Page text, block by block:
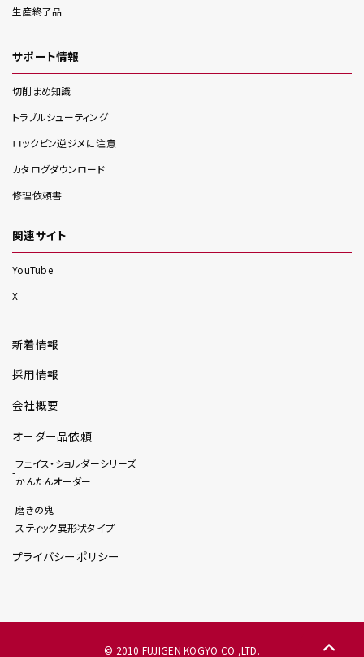
生産終了品
サポート情報
切削まめ知識
トラブルシューティング
ロックピン逆ジメに注意
カタログダウンロード
修理依頼書
関連サイト
YouTube
X
新着情報
採用情報
会社概要
オーダー品依頼
フェイス・ショルダーシリーズ
かんたんオーダー
磨きの鬼
スティック異形状タイプ
プライバシーポリシー
© 2010 FUJIGEN KOGYO CO.,LTD.